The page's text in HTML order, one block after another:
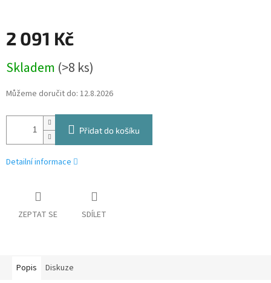
2 091 Kč
cena:
Skladem (>8 ks)
Můžeme doručit do: 12.8.2026
Přidat do košíku
Detailní informace
ZEPTAT SE SDÍLET
Popis Diskuze